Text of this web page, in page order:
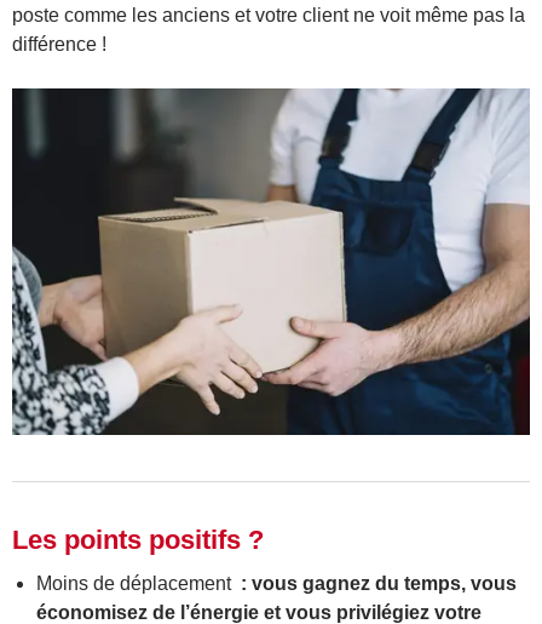
poste comme les anciens et votre client ne voit même pas la
différence !
Les points positifs ?
Moins de déplacement : vous gagnez du temps, vous
économisez de l’énergie et vous privilégiez votre